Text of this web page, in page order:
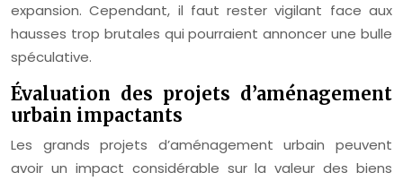
expansion. Cependant, il faut rester vigilant face aux
hausses trop brutales qui pourraient annoncer une bulle
spéculative.
Évaluation des projets d’aménagement
urbain impactants
Les grands projets d’aménagement urbain peuvent
avoir un impact considérable sur la valeur des biens